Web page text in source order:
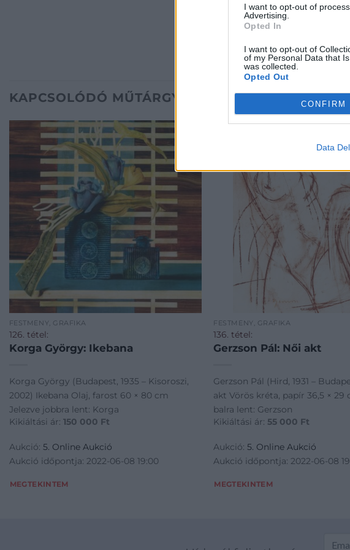
I want to opt-out of
Advertising.
Opted In
I want to opt-out of
of my Personal Data that
was collected.
Opted Out
CONFIRM
Data
KAPCSOLÓDÓ MŰTÁRGYAK
FESTMÉNY, GRAFIKA
126. tétel:
Korga György: Ikebana
Korga György (Budapest, 1935 – Kisoroszi,
2002) Ikebana Olaj, farost 60 × 80 cm
Jelezve jobbra lent: Korga
Kikiáltási ár: 150 000 Ft
Aukció: 5. Online Aukció
Aukció időpontja: 2022-06-08 19:00
MEGTEKINTEM
FESTMÉNY, GRAFIKA
136. tétel:
Gerzson Pál: Női akt
Gerzson Pál (Hird, 1931 –
akt Vörös kréta, papír 36,5 × 29
balra lent: Gerzson
Kikiáltási ár: 55 000 Ft
Aukció:5. Online Aukció
Aukció időpontja: 2022-06-08
MEGTEKINTEM